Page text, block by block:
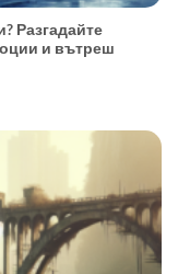
Разгадайте
и вътреш